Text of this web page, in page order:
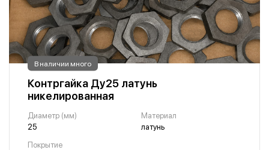
В наличии много
Контргайка Ду25 латунь
никелированная
Диаметр (мм)
25
Материал
латунь
Покрытие